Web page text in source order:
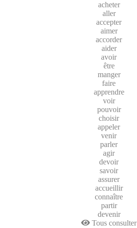
acheter
aller
accepter
aimer
accorder
aider
avoir
être
manger
faire
apprendre
voir
pouvoir
choisir
appeler
venir
parler
agir
devoir
savoir
assurer
accueillir
connaître
partir
devenir
Tous consulter